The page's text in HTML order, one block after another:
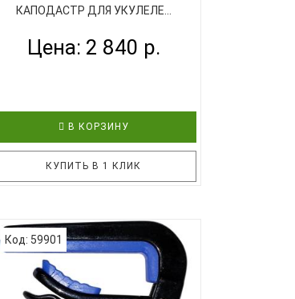
КАПОДАСТР ДЛЯ УКУЛЕЛЕ...
Цена: 2 840 р.
В КОРЗИНУ
КУПИТЬ В 1 КЛИК
PLANET WAVES PW-CP-20 каподастр,
для укулеле, сверхлегкий
алюминиевый каподастр, быстрая
установка и снятие одной рукой,
цвет: черный. Легкий и прочный
Код: 59901